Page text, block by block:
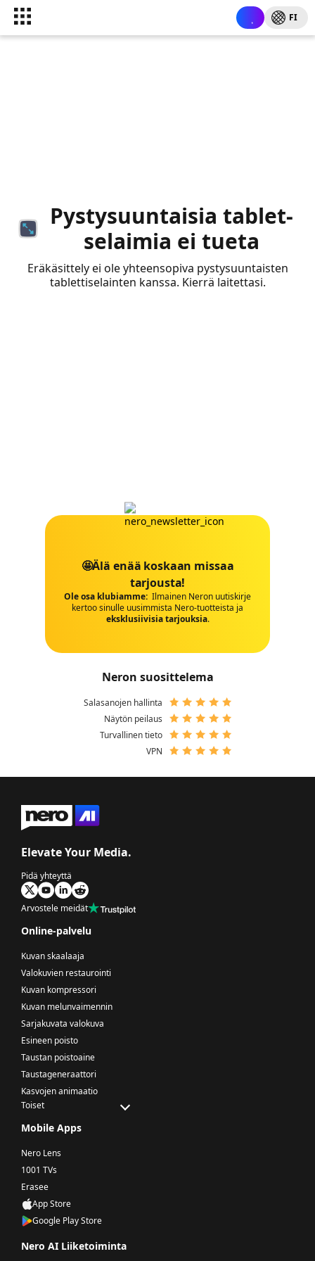
FI
Pystysuuntaisia tablet-
selaimia ei tueta
Eräkäsittely ei ole yhteensopiva pystysuuntaisten
tablettiselainten kanssa. Kierrä laitettasi.
🤩Älä enää koskaan missaa
tarjousta!
Ole osa klubiamme: Ilmainen Neron uutiskirje
kertoo sinulle uusimmista Nero-tuotteista ja
eksklusiivisia tarjouksia.
Neron suosittelema
Salasanojen hallinta
Näytön peilaus
Turvallinen tieto
VPN
Elevate Your Media.
Pidä yhteyttä
Arvostele meidät
Online-palvelu
Kuvan skaalaaja
Valokuvien restaurointi
Kuvan kompressori
Kuvan melunvaimennin
Sarjakuvata valokuva
Esineen poisto
Taustan poistoaine
Taustageneraattori
Kasvojen animaatio
Toiset
Mobile Apps
Nero Lens
1001 TVs
Erasee
App Store
Google Play Store
Nero AI Liiketoiminta